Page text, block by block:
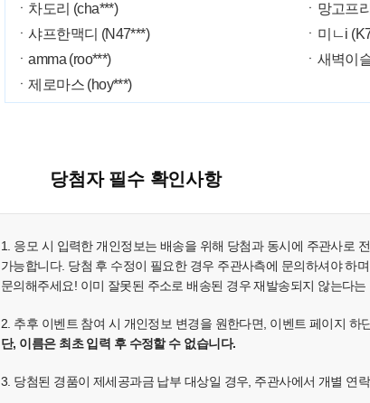
ㆍ차도리 (cha***) ㆍ망고프
ㆍ샤프한맥디 (N47***)
ㆍ미ㄴi
ㆍamma (roo***)
ㆍ새벽이
ㆍ제로마스 (hoy***)
당첨자 필수 확인사항
1. 응모 시 입력한 개인정보는 배송을 위해 당첨과 동시에 주관사로
가능합니다. 당첨 후 수정이 필요한 경우 주관사측에 문의하셔야 하
문의해주세요! 이미 잘못된 주소로 배송된 경우 재발송되지 않는다는
2. 추후 이벤트 참여 시 개인정보 변경을 원한다면, 이벤트 페이지 하
단, 이름은 최초 입력 후 수정할 수 없습니다.
3. 당첨된 경품이 제세공과금 납부 대상일 경우, 주관사에서 개별 연